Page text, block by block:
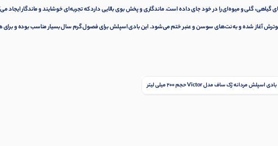
گلی و میوه‌ای را در خود جای داده است. ماندگاری و پخش بوی بالایی دارد که تجربه‌ای خوشایند و ماندگار ایجاد
آغاز شده و به نت‌های سوسن و عنبر ختم می‌شود. این بادی اسپلش برای فصول گرم سال بسیار مناسب بوده و برای
بادی اسپلش مردانه ژک ساف مدل Victor حجم 200 میلی لیتر